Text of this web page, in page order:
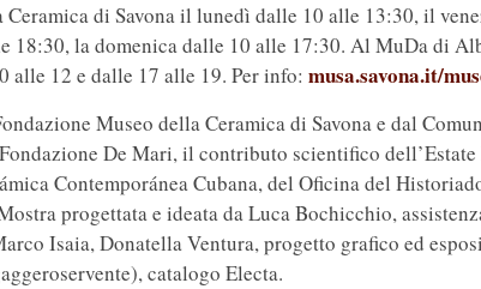
Ceramica di Savona il lunedì dalle 10 alle 13:30, il
18:30, la domenica dalle 10 alle 17:30. Al MuDa di
alle 12 e dalle 17 alle 19. Per info: musa.savona.it/
Museo della Ceramica di Savona e dal
De Mari, il contributo scientifico
Contemporánea Cubana, del Oficina del
progettata e ideata da Luca Bochicchio,
Isaia, Donatella Ventura, progetto grafico ed
catalogo Electa.